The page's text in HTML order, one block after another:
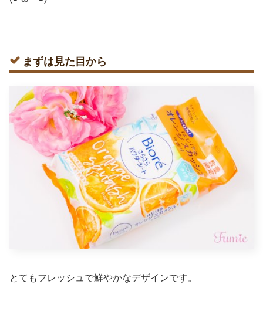
まずは見た目から
とてもフレッシュで鮮やかなデザインです。